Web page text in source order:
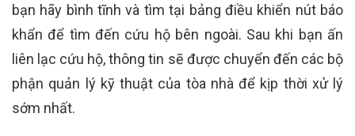
bạn hãy bình tĩnh và tìm tại bảng điều khiển nút báo
khẩn để tìm đến cứu hộ bên ngoài. Sau khi bạn ấn
liên lạc cứu hộ, thông tin sẽ được chuyển đến các bộ
phận quản lý kỹ thuật của tòa nhà để kịp thời xử lý
sớm nhất.